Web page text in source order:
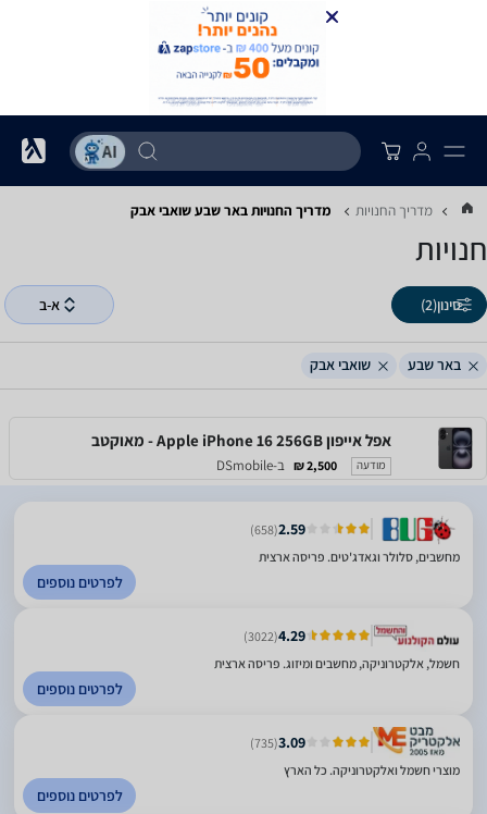
מדריך החנויות מדריך החנויות ‏באר שבע ‏שואבי אבק
חנויות
סינון(2) א-ב
באר שבע שואבי אבק
אפל אייפון Apple iPhone 16 256GB - מאוקטב
מודעה 2,500 ₪ ב-DSmobile
2.59
(658)
מחשבים, סלולר וגאדג'טים. פריסה ארצית
לפרטים נוספים
4.29
(3022)
חשמל, אלקטרוניקה, מחשבים ומיזוג. פריסה ארצית
לפרטים נוספים
3.09
(735)
מוצרי חשמל ואלקטרוניקה. כל הארץ
לפרטים נוספים